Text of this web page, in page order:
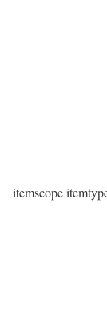
itemscope